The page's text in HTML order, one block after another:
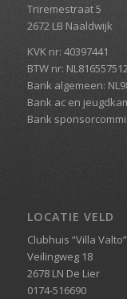
Triremestraat 5
2672 LB Naaldwijk
KVK nr: 40397441
BTW nr:
Bank algemeen:
Bank ac en
Bank
LOCATIE VELD
Clubhuis “Villa Valto”
Veilingweg 18
2678 LN De Lier
0174-516690